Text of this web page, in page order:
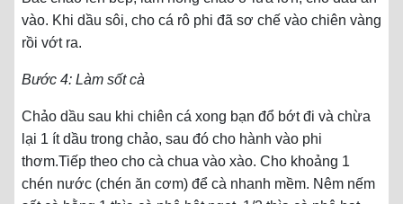
vào. Khi dầu sôi, cho cá rô phi đã sơ chế vào chiên vàng
rồi vớt ra.
Bước 4: Làm sốt cà
Chảo dầu sau khi chiên cá xong bạn đổ bớt đi và chừa
lại 1 ít dầu trong chảo, sau đó cho hành vào phi
thơm.Tiếp theo cho cà chua vào xào. Cho khoảng 1
chén nước (chén ăn cơm) để cà nhanh mềm. Nêm nếm